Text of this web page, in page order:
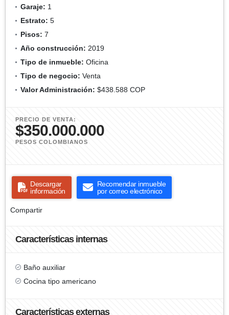
Garaje: 1
Estrato: 5
Pisos: 7
Año construcción: 2019
Tipo de inmueble: Oficina
Tipo de negocio: Venta
Valor Administración: $438.588 COP
PRECIO DE VENTA:
$350.000.000
PESOS COLOMBIANOS
Descargar
información
Recomendar inmueble
por correo electrónico
Compartir
Características internas
Baño auxiliar
Cocina tipo americano
Características externas